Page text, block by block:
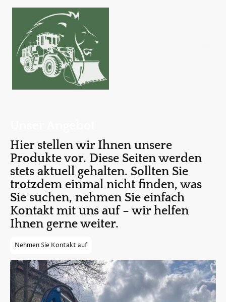
Hier stellen wir Ihnen unsere
Produkte vor. Diese Seiten werden
stets aktuell gehalten. Sollten Sie
trotzdem einmal nicht finden, was
Sie suchen, nehmen Sie einfach
Kontakt mit uns auf – wir helfen
Ihnen gerne weiter.
Nehmen Sie Kontakt auf